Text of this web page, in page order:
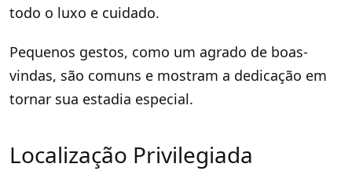
todo o luxo e cuidado.
Pequenos gestos, como um agrado de boas-
vindas, são comuns e mostram a dedicação em
tornar sua estadia especial.
Localização Privilegiada